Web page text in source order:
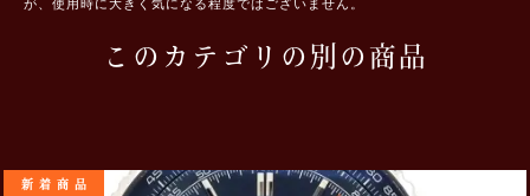
が、使用時に大きく気になる程度ではございません。
このカテゴリの別の商品
新着商品